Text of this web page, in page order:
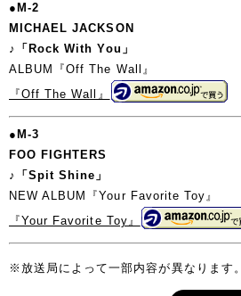
●M-2
MICHAEL JACKSON
♪「Rock With You」
ALBUM『Off The Wall』
『Off The Wall』
●M-3
FOO FIGHTERS
♪「Spit Shine」
NEW ALBUM『Your Favorite Toy』
『Your Favorite Toy』
※放送局によって一部内容が異なります。